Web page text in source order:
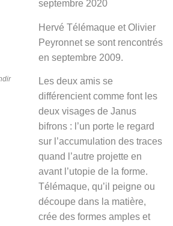
septembre 2020
Hervé Télémaque et Olivier
Peyronnet se sont rencontrés
en septembre 2009.
Les deux amis se
différencient comme font les
deux visages de Janus
bifrons : l’un porte le regard
sur l’accumulation des traces
quand l’autre projette en
avant l’utopie de la forme.
Télémaque, qu’il peigne ou
découpe dans la matière,
crée des formes amples et